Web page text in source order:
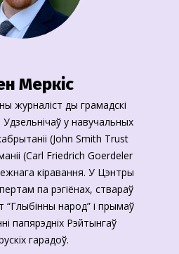
Меркіс
журналіст ды грамадскі
у навучальных
(John Smith Trust
(Carl Friedrich Goerdeler
кіравання. У Цэнтры
па рэгіёнах, ствараў
народ” і прымаў
папярэдніх Рэйтынгаў
гарадоў.